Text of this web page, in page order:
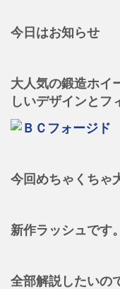
今日はお知らせ
大人気の鍛造ホイ
しいデザインとフ
今回めちゃくちゃ
新作ラッシュです。
全部解説したいの